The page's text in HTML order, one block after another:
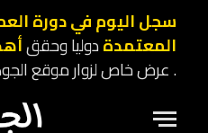
سجل اليوم في دورة
المعتمدةدوليا وحقق
. عرض خاص لزوار موقع